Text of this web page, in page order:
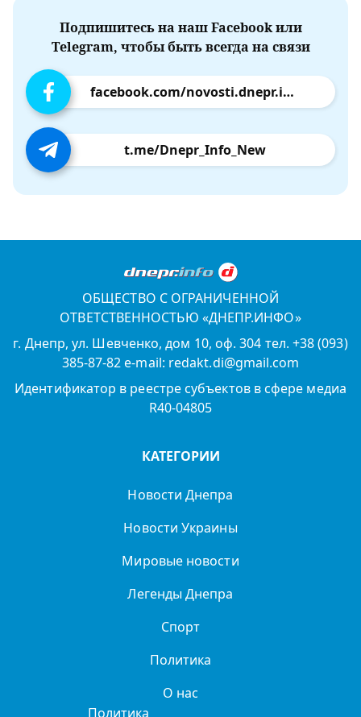
Подпишитесь на наш Facebook или
Telegram, чтобы быть всегда на связи
facebook.com/novosti.dnepr.info
t.me/Dnepr_Info_New
ОБЩЕСТВО С ОГРАНИЧЕННОЙ
ОТВЕТСТВЕННОСТЬЮ «ДНЕПР.ИНФО»
г. Днепр, ул. Шевченко, дом 10, оф. 304 тел. +38 (093)
385-87-82 e-mail: redakt.di@gmail.com
Идентификатор в реестре субъектов в сфере медиа
R40-04805
КАТЕГОРИИ
Новости Днепра
Новости Украины
Мировые новости
Легенды Днепра
Спорт
Политика
О нас
Политика